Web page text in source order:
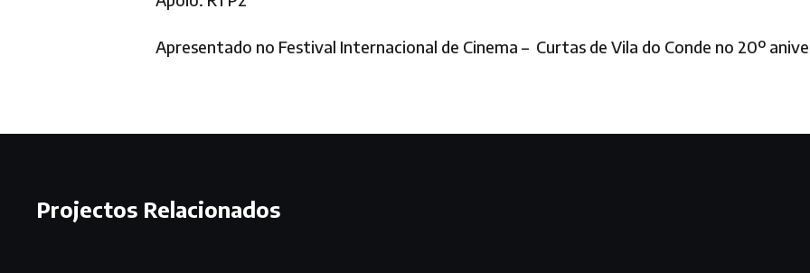
Apresentado no Festival Internacional de Cinema – Curtas de Vila do Conde no 20º
Projectos Relacionados